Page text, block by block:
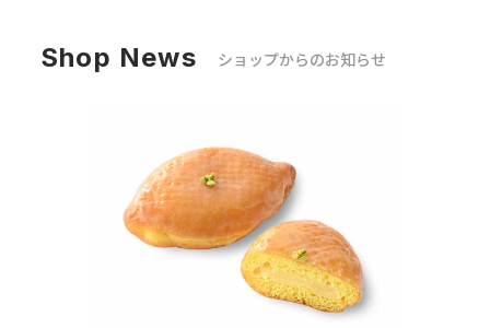
Shop News ショップからのお知らせ